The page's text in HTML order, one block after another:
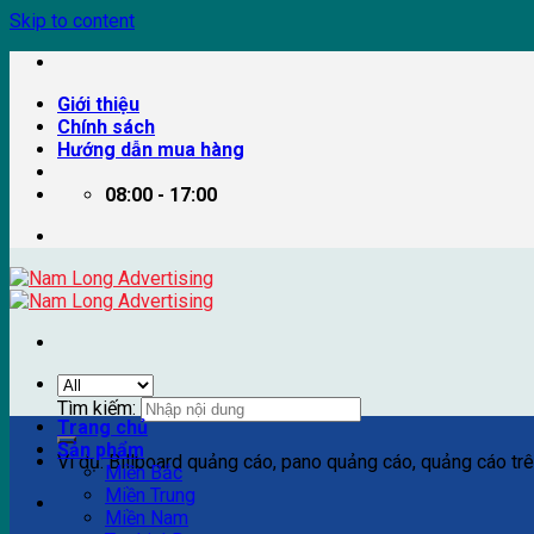
Skip to content
Giới thiệu
Chính sách
Hướng dẫn mua hàng
08:00 - 17:00
Tìm kiếm:
Ví dụ: Billboard quảng cáo, pano quảng cáo, quảng cáo
Trang chủ
Sản phẩm
Miền Bắc
Miền Trung
Miền Nam